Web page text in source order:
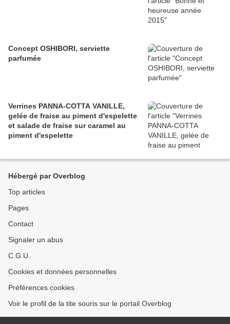
Concept OSHIBORI, serviette
parfumée
Verrines PANNA-COTTA VANILLE,
gelée de fraise au piment d'espelette
et salade de fraise sur caramel au
piment d'espelette
Hébergé par Overblog
Top articles
Pages
Contact
Signaler un abus
C.G.U.
Cookies et données personnelles
Préférences cookies
Voir le profil de la tite souris sur le portail Overblog